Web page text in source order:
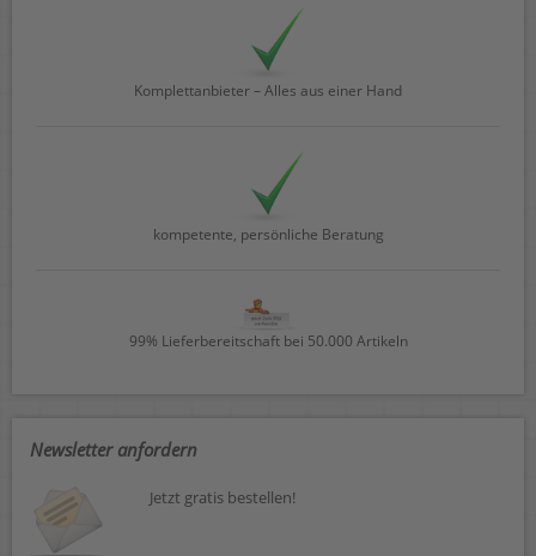
Komplettanbieter – Alles aus einer Hand
kompetente, persönliche Beratung
99% Lieferbereitschaft bei 50.000 Artikeln
Newsletter anfordern
Jetzt gratis bestellen!